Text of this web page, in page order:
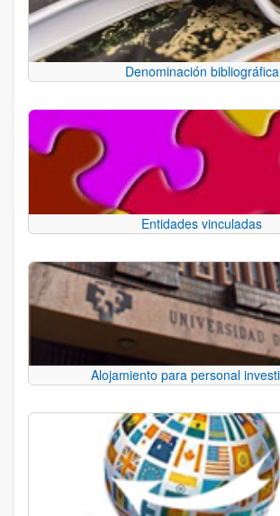
Denominación bibliográfica
Entidades vinculadas
Alojamiento para personal